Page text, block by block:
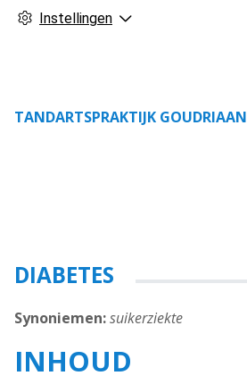
Instellingen
TANDARTSPRAKTIJK GOUDRIAAN
DIABETES
Synoniemen:suikerziekte
INHOUD